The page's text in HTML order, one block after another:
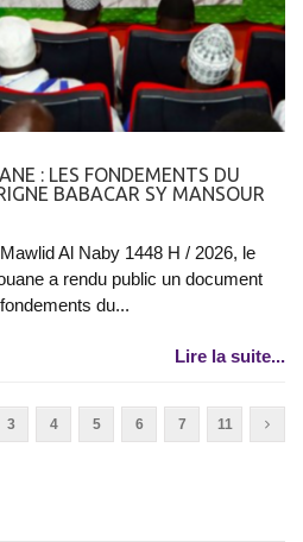
: LES FONDEMENTS DU
BABACAR SY MANSOUR
Al Naby 1448 H / 2026, le
a rendu public un document
du...
Lire la suite...
3 4 5 6 7 11